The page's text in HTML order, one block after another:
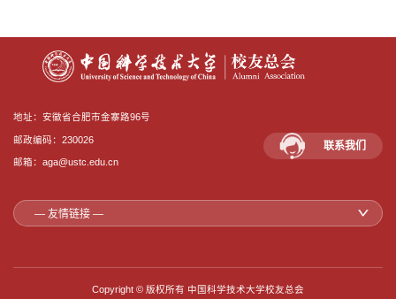
地址：安徽省合肥市金寨路96号
邮政编码：230026
邮箱：aga@ustc.edu.cn
联系我们
— 友情链接 —
Copyright © 版权所有 中国科学技术大学校友总会